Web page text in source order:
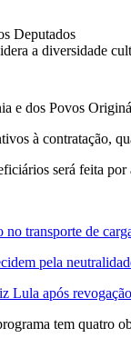
Deputados
a diversidade
e dos Povos
à contratação,
será feita
transporte de
pela
Lula após
tem quatro